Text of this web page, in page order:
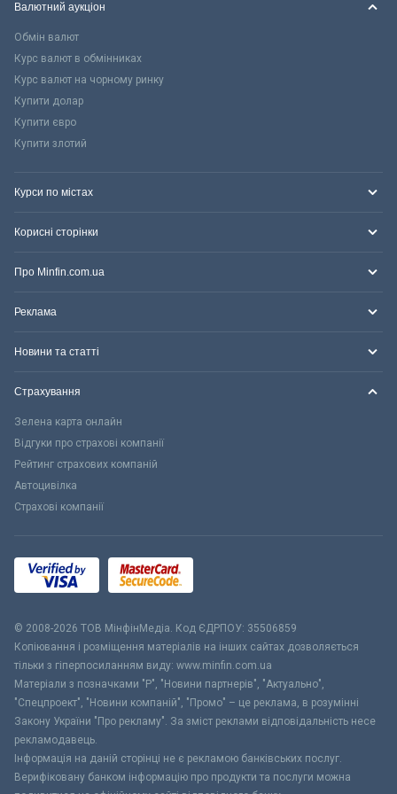
Валютний аукціон
Обмін валют
Курс валют в обмінниках
Курс валют на чорному ринку
Купити долар
Купити євро
Купити злотий
Курси по містах
Корисні сторінки
Про Minfin.com.ua
Реклама
Новини та статті
Страхування
Зелена карта онлайн
Відгуки про страхові компанії
Рейтинг страхових компаній
Автоцивілка
Страхові компанії
© 2008-2026 ТОВ МiнфiнМедiа. Код ЄДРПОУ: 35506859
Копіювання і розміщення матеріалів на інших сайтах дозволяється
тільки з гіперпосиланням виду: www.minfin.com.ua
Матеріали з позначками "Р", "Новини партнерів", "Актуально",
"Спецпроект", "Новини компаній", "Промо" – це реклама, в розумінні
Закону України "Про рекламу". За зміст реклами відповідальність несе
рекламодавець.
Інформація на даній сторінці не є рекламою банківських послуг.
Верифіковану банком інформацію про продукти та послуги можна